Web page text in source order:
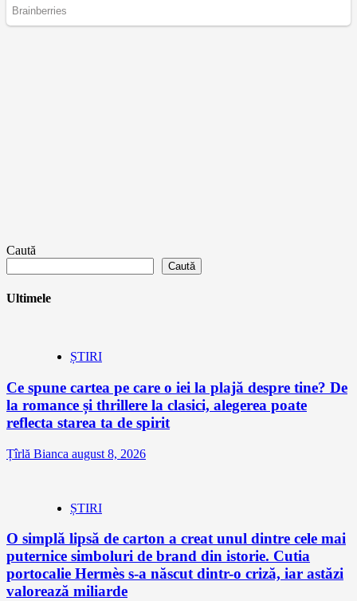
Caută
Caută
Ultimele
ȘTIRI
Ce spune cartea pe care o iei la plajă despre tine? De
la romance și thrillere la clasici, alegerea poate
reflecta starea ta de spirit
Țîrlă Bianca august 8, 2026
ȘTIRI
O simplă lipsă de carton a creat unul dintre cele mai
puternice simboluri de brand din istorie. Cutia
portocalie Hermès s-a născut dintr-o criză, iar astăzi
valorează miliarde